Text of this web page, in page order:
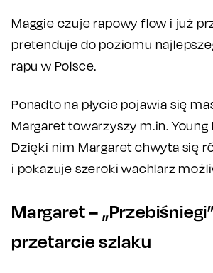
Maggie czuje rapowy flow i już
pretenduje do poziomu
rapu w Polsce.
Ponadto na płycie pojawia się
Margaret towarzyszy m.in. Young
Dzięki nim Margaret chwyta się
i pokazuje szeroki wachlarz
Margaret –
przetarcie szlaku